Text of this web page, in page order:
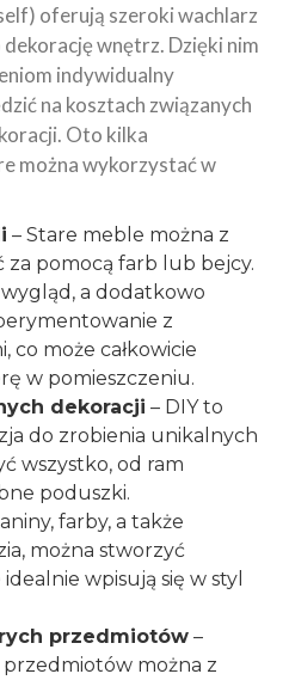
oferują szeroki wachlarz
wnętrz. Dzięki nim
indywidualny
na kosztach związanych
Oto kilka
można wykorzystać w
– Stare meble można z
za pomocą farb lub bejcy.
a dodatkowo
z
co może całkowicie
w pomieszczeniu.
dekoracji – DIY to
do zrobienia unikalnych
wszystko, od ram
poduszki.
farby, a także
można stworzyć
wpisują się w styl
przedmiotów –
można z